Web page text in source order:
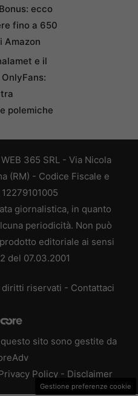
ecco
fino a 650
Amazon
e il
polemiche
365 SRL - Via Nicola
(RM) - Codice Fiscale e
giornalistica, in quanto
periodicità. Non può
editoriale ai sensi
del 07.03.2001
riservati - Contattaci
sito sono gestite da
Policy - Disclaimer
Gestione preferenze cookie